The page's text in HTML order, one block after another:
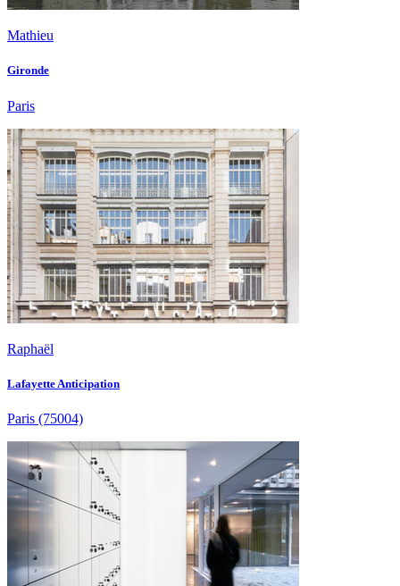
Mathieu
Gironde
Paris
Raphaël
Lafayette Anticipation
Paris (75004)